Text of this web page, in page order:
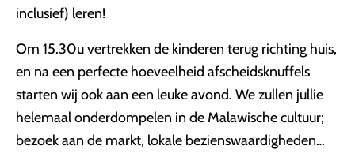
inclusief) leren!
Om 15.30u vertrekken de kinderen terug richting huis,
en na een perfecte hoeveelheid afscheidsknuffels
starten wij ook aan een leuke avond. We zullen jullie
helemaal onderdompelen in de Malawische cultuur;
bezoek aan de markt, lokale bezienswaardigheden…